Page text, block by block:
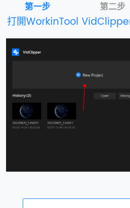
第一步 第二步
打開WorkinTool